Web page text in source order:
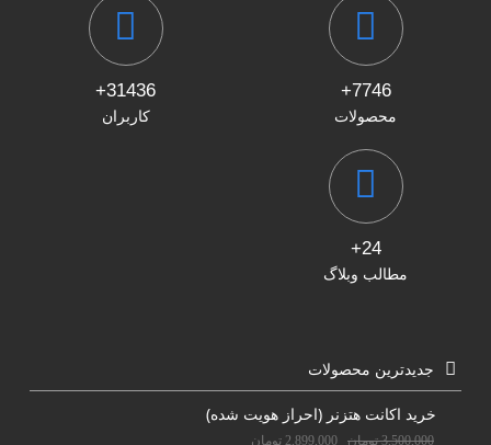
7746+
محصولات
31436+
کاربران
24+
مطالب وبلاگ
جدیدترین محصولات
خرید اکانت هتزنر (احراز هویت شده)
3,500,000 تومان 2,899,000 تومان